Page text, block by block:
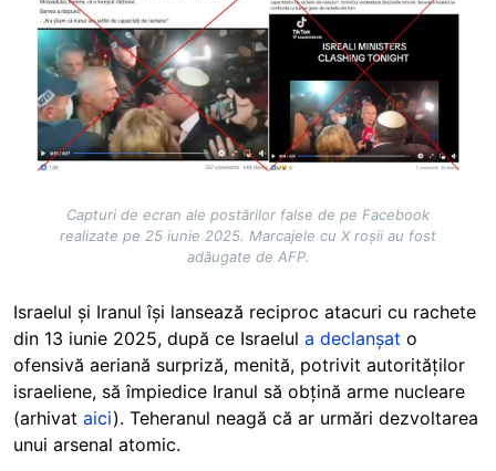
Capturi de ecran ale postărilor false de pe Facebook
realizate pe 25 iunie 2025. Marcajele cu X roșii au fost
adăugate de AFP.
Israelul și Iranul își lansează reciproc atacuri cu rachete
din 13 iunie 2025, după ce Israelul a declanșat o
ofensivă aeriană surpriză, menită, potrivit autorităților
israeliene, să împiedice Iranul să obțină arme nucleare
(arhivat aici). Teheranul neagă că ar urmări dezvoltarea
unui arsenal atomic.